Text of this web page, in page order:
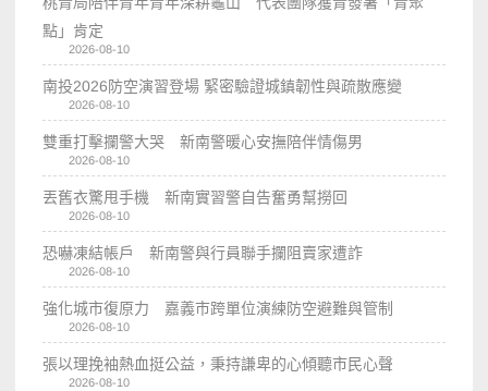
點」肯定
2026-08-10
南投2026防空演習登場 緊密驗證城鎮韌性與疏散應變
2026-08-10
雙重打擊攔警大哭 新南警暖心安撫陪伴情傷男
2026-08-10
丟舊衣驚甩手機 新南實習警自告奮勇幫撈回
2026-08-10
恐嚇凍結帳戶 新南警與行員聯手攔阻賣家遭詐
2026-08-10
強化城市復原力 嘉義市跨單位演練防空避難與管制
2026-08-10
張以理挽袖熱血挺公益，秉持謙卑的心傾聽市民心聲
2026-08-10